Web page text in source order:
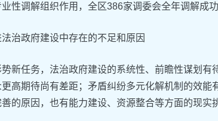
性调解组织作用，全区386家调委会全年调解成
治政府建设中存在的不足和原因‌
新任务，法治政府建设的系统性、前瞻性谋划
高期待尚有差距；矛盾纠纷多元化解机制的效
的原因，也有能力建设、资源整合等方面的现实